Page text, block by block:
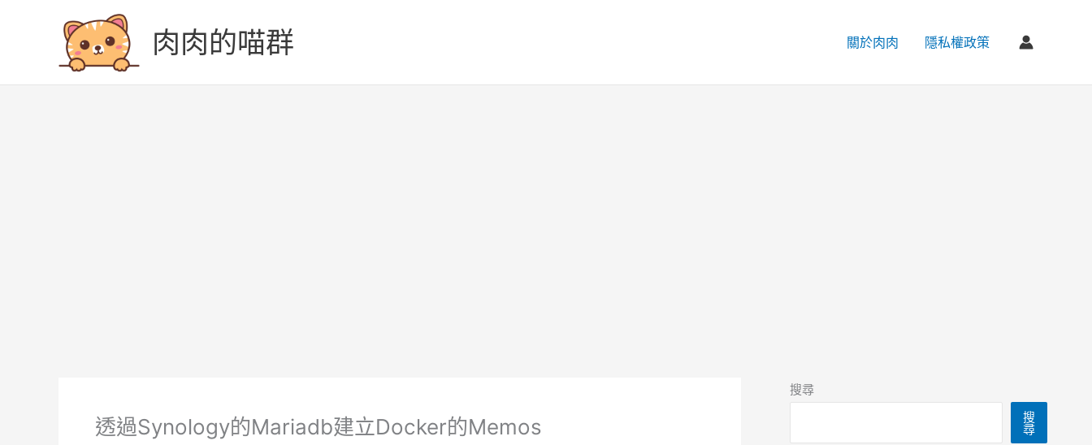
內
肉肉的喵群 關於肉肉 隱私權政策
透過Synology的Mariadb建立Docker的Memos
搜尋
搜
尋